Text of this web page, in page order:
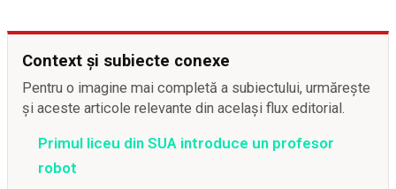
Context și subiecte conexe
Pentru o imagine mai completă a subiectului, urmărește
și aceste articole relevante din același flux editorial.
Primul liceu din SUA introduce un profesor
robot